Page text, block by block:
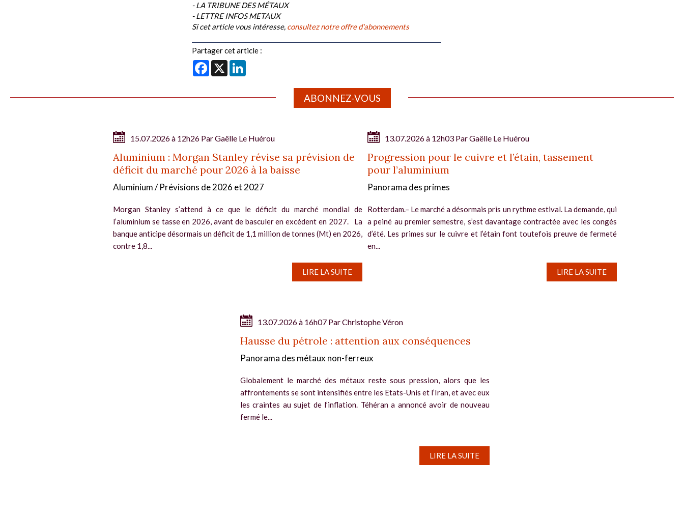
- LA TRIBUNE DES MÉTAUX
- LETTRE INFOS METAUX
Si cet article vous intéresse, consultez notre offre d'abonnements
Partager cet article :
Facebook
X
ABONNEZ-VOUS
15.07.2026 à 12h26 ParGaëlle Le Huérou
Aluminium : Morgan Stanley révise sa prévision de
déficit du marché pour 2026 à la baisse
Aluminium / Prévisions de 2026 et 2027
Morgan Stanley s’attend à ce que le déficit du marché mondial de
l’aluminium se tasse en 2026, avant de basculer en excédent en 2027. La
banque anticipe désormais un déficit de 1,1 million de tonnes (Mt) en 2026,
contre 1,8...
LIRE LA SUITE
13.07.2026 à 12h03 ParGaëlle Le Huérou
Progression pour le cuivre et l’étain, tassement
pour l’aluminium
Panorama des primes
Rotterdam.– Le marché a désormais pris un rythme estival. La demande, qui
a peiné au premier semestre, s’est davantage contractée avec les congés
d’été. Les primes sur le cuivre et l’étain font toutefois preuve de fermeté
en...
LIRE LA SUITE
13.07.2026 à 16h07 ParChristophe Véron
Hausse du pétrole : attention aux conséquences
Panorama des métaux non-ferreux
Globalement le marché des métaux reste sous pression, alors que les
affrontements se sont intensifiés entre les Etats-Unis et l’Iran, et avec eux
les craintes au sujet de l’inflation. Téhéran a annoncé avoir de nouveau
fermé le...
LIRE LA SUITE